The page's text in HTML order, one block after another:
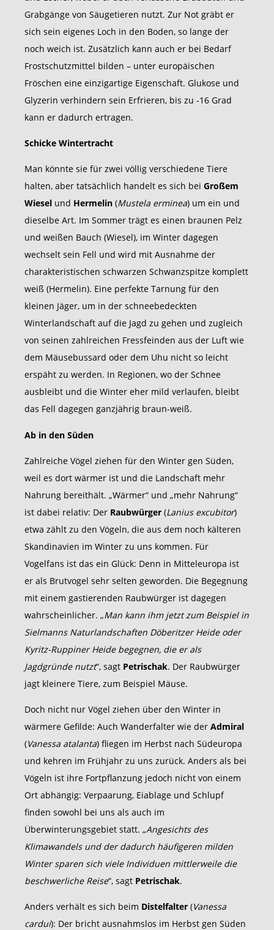
Grabgänge von Säugetieren nutzt. Zur Not gräbt er
sich sein eigenes Loch in den Boden, so lange der
noch weich ist. Zusätzlich kann auch er bei Bedarf
Frostschutzmittel bilden – unter europäischen
Fröschen eine einzigartige Eigenschaft. Glukose und
Glyzerin verhindern sein Erfrieren, bis zu -16 Grad
kann er dadurch ertragen.
Schicke Wintertracht
Man könnte sie für zwei völlig verschiedene Tiere
halten, aber tatsächlich handelt es sich bei Großem
Wiesel und Hermelin (Mustela erminea) um ein und
dieselbe Art. Im Sommer trägt es einen braunen Pelz
und weißen Bauch (Wiesel), im Winter dagegen
wechselt sein Fell und wird mit Ausnahme der
charakteristischen schwarzen Schwanzspitze komplett
weiß (Hermelin). Eine perfekte Tarnung für den
kleinen Jäger, um in der schneebedeckten
Winterlandschaft auf die Jagd zu gehen und zugleich
von seinen zahlreichen Fressfeinden aus der Luft wie
dem Mäusebussard oder dem Uhu nicht so leicht
erspäht zu werden. In Regionen, wo der Schnee
ausbleibt und die Winter eher mild verlaufen, bleibt
das Fell dagegen ganzjährig braun-weiß.
Ab in den Süden
Zahlreiche Vögel ziehen für den Winter gen Süden,
weil es dort wärmer ist und die Landschaft mehr
Nahrung bereithält. „Wärmer“ und „mehr Nahrung“
ist dabei relativ: Der Raubwürger (Lanius excubitor)
etwa zählt zu den Vögeln, die aus dem noch kälteren
Skandinavien im Winter zu uns kommen. Für
Vogelfans ist das ein Glück: Denn in Mitteleuropa ist
er als Brutvogel sehr selten geworden. Die Begegnung
mit einem gastierenden Raubwürger ist dagegen
wahrscheinlicher. „Man kann ihm jetzt zum Beispiel in
Sielmanns Naturlandschaften Döberitzer Heide oder
Kyritz-Ruppiner Heide begegnen, die er als
Jagdgründe nutzt“, sagt Petrischak. Der Raubwürger
jagt kleinere Tiere, zum Beispiel Mäuse.
Doch nicht nur Vögel ziehen über den Winter in
wärmere Gefilde: Auch Wanderfalter wie der Admiral
(Vanessa atalanta) fliegen im Herbst nach Südeuropa
und kehren im Frühjahr zu uns zurück. Anders als bei
Vögeln ist ihre Fortpflanzung jedoch nicht von einem
Ort abhängig: Verpaarung, Eiablage und Schlupf
finden sowohl bei uns als auch im
Überwinterungsgebiet statt. „Angesichts des
Klimawandels und der dadurch häufigeren milden
Winter sparen sich viele Individuen mittlerweile die
beschwerliche Reise“, sagt Petrischak.
Anders verhält es sich beim Distelfalter (Vanessa
cardui): Der bricht ausnahmslos im Herbst gen Süden